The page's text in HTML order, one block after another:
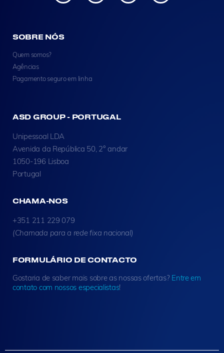
SOBRE NÓS
Quem somos?
Agências
Pagamento seguro em linha
ASD GROUP - PORTUGAL
Unipessoal LDA
Avenida da República 50, 2° andar
1050-196 Lisboa
Portugal
CHAMA-NOS
+351 211 229 079
(Chamada para a rede fixa nacional)
FORMULÁRIO DE CONTACTO
Gostaria de saber mais sobre as nossas ofertas? Entre em
contato com nossos especialistas!